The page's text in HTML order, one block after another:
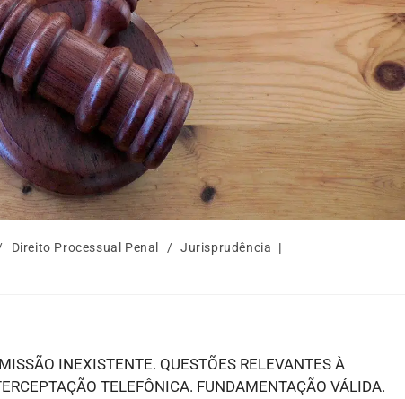
Direito Processual Penal / Jurisprudência
INEXISTENTE. QUESTÕES RELEVANTES À
TELEFÔNICA. FUNDAMENTAÇÃO VÁLIDA.